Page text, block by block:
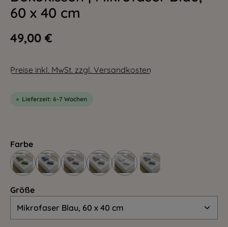
60 x 40 cm
49,00 €
Preise inkl. MwSt. zzgl. Versandkosten
Lieferzeit: 6-7 Wochen
Farbe
Größe